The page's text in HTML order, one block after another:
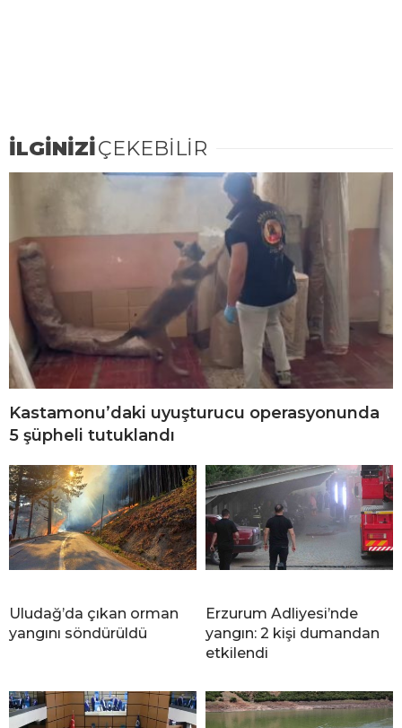
İLGİNİZİÇEKEBİLİR
Kastamonu’daki uyuşturucu operasyonunda
5 şüpheli tutuklandı
Uludağ’da çıkan orman
yangını söndürüldü
Erzurum Adliyesi’nde
yangın: 2 kişi dumandan
etkilendi